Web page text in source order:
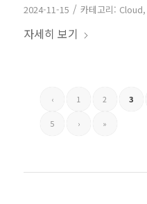
2024-11-15 / 카테고리: Cloud,
자세히 보기
‹ 1 2 3
5 › »